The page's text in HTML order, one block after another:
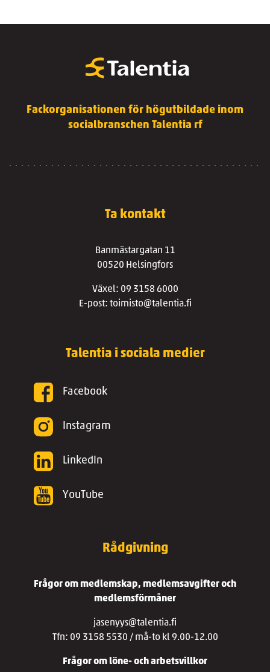
Fackorganisationen för högutbildade inom
socialbranschen Talentia rf
Ta kontakt
Banmästargatan 11
00520 Helsingfors
Växel: 09 3158 6000
E-post: toimisto@talentia.fi
Talentia i sociala medier
Facebook
Instagram
LinkedIn
YouTube
Rådgivning
Frågor om medlemskap, medlemsavgifter och
medlemsförmåner
jasenyys@talentia.fi
Tfn: 09 3158 5530 / må-to kl 9.00-12.00
Frågor om löne- och arbetsvillkor